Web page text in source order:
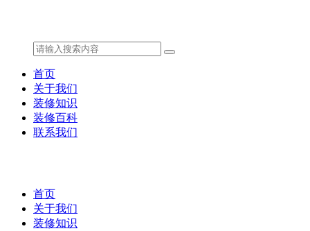
首页
关于我们
装修知识
装修百科
联系我们
首页
关于我们
装修知识